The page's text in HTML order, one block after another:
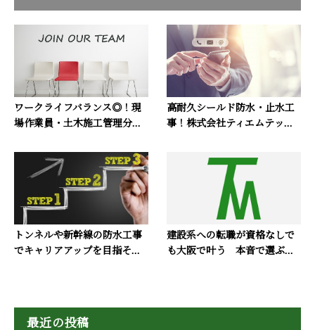
ワークライフバランス◎！現
場作業員・土木施工管理分...
高耐久シールド防水・止水工
事！株式会社ティエムテッ...
トンネルや新幹線の防水工事
でキャリアアップを目指そ...
建設系への転職が資格なしで
も大阪で叶う 本音で選ぶ...
最近の投稿